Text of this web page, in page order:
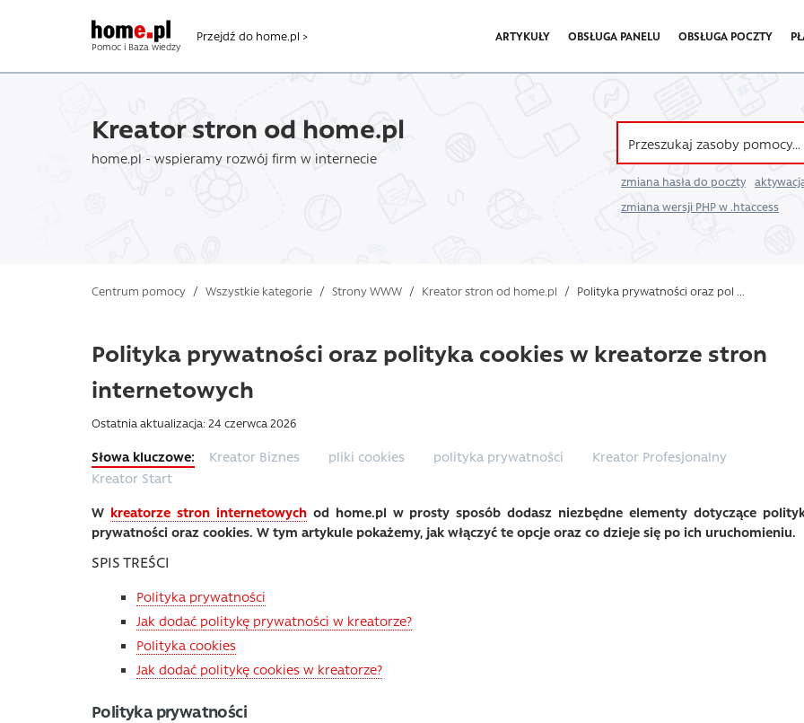
Pomoc i Baza wiedzy
Przejdź do home.pl > ARTYKUŁY OBSŁUGA PANELU OBSŁUGA POCZTY
Kreator stron od home.pl
home.pl - wspieramy rozwój firm w internecie
zmiana hasła do poczty
zmiana wersji PHP w .htaccess
Centrum pomocy / Wszystkie kategorie / Strony WWW / Kreator stron od home.pl / Polityka prywatności oraz pol ...
Polityka prywatności oraz polityka cookies w kreatorze stron
internetowych
Ostatnia aktualizacja: 24 czerwca 2026
Kreator Biznes pliki cookies polityka prywatności
Kreator Profesjonalny
Kreator Start
W kreatorze stron internetowychod home.pl w prosty sposób dodasz niezbędne elementy dotyczące
prywatności oraz cookies. W tym artykule pokażemy, jak włączyć te opcje oraz co dzieje się po ich uruchomieniu.
SPIS TREŚCI
Polityka prywatności
Jak dodać politykę prywatności w kreatorze?
Polityka cookies
Jak dodać politykę cookies w kreatorze?
Polityka prywatności